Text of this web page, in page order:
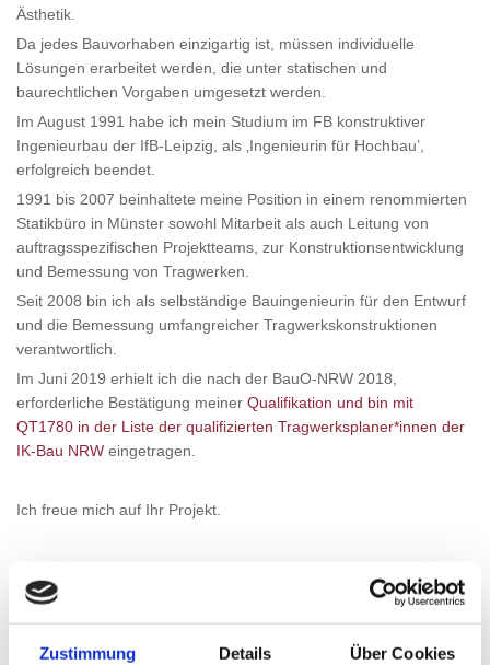
Zustimmung Details Über Cookies
Ästhetik.
Da jedes Bauvorhaben einzigartig ist, müssen individuelle
Lösungen erarbeitet werden, die unter statischen und
baurechtlichen Vorgaben umgesetzt werden.
Im August 1991 habe ich mein Studium im FB konstruktiver
Ingenieurbau der IfB-Leipzig, als ‚Ingenieurin für Hochbau’,
erfolgreich beendet.
1991 bis 2007 beinhaltete meine Position in einem renommierten
Statikbüro in Münster sowohl Mitarbeit als auch Leitung von
auftragsspezifischen Projektteams, zur Konstruktionsentwicklung
und Bemessung von Tragwerken.
Seit 2008 bin ich als selbständige Bauingenieurin für den Entwurf
und die Bemessung umfangreicher Tragwerkskonstruktionen
verantwortlich.
Im Juni 2019 erhielt ich die nach der BauO-NRW 2018,
erforderliche Bestätigung meiner Qualifikation und bin mit
QT1780 in der Liste der qualifizierten Tragwerksplaner*innen der
IK-Bau NRW eingetragen.
Ich freue mich auf Ihr Projekt.